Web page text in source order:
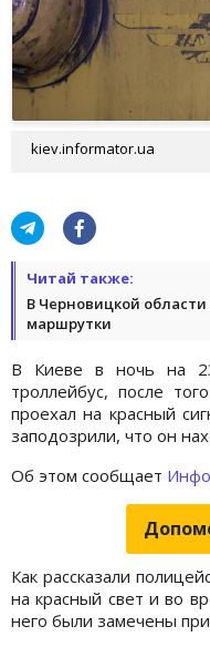
kiev.informator.ua
Читай также:
В Черновицкой
маршрутки
В Киеве в ночь на
троллейбус, после
проехал на красный
заподозрили, что он
Об этом сообщает
Как рассказали
на красный свет и во
него были замечены